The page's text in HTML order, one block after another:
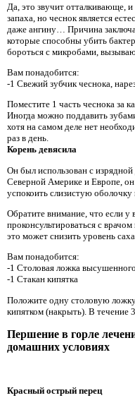
Да, это звучит отталкивающе, и
запаха, но чеснок является
даже ангину… Причина
которые способны убить
бороться с микробами,
Вам понадобится:
-1 Свежий зубчик чеснока,
Поместите 1 часть чеснока за
Иногда можно поддавить
хотя на самом деле нет
раз в день.
Корень девясила
Он был использован с изрядной
Северной Америке и Европе, он
успокоить слизистую оболочку
Обратите внимание, что если у
проконсультироваться с
это может снизить уровень
Вам понадобится:
-1 Столовая ложка
-1 Стакан кипятка
Положите одну столовую
кипятком (накрыть). В течение
Першение в горле
домашних условиях
Красный острый перец